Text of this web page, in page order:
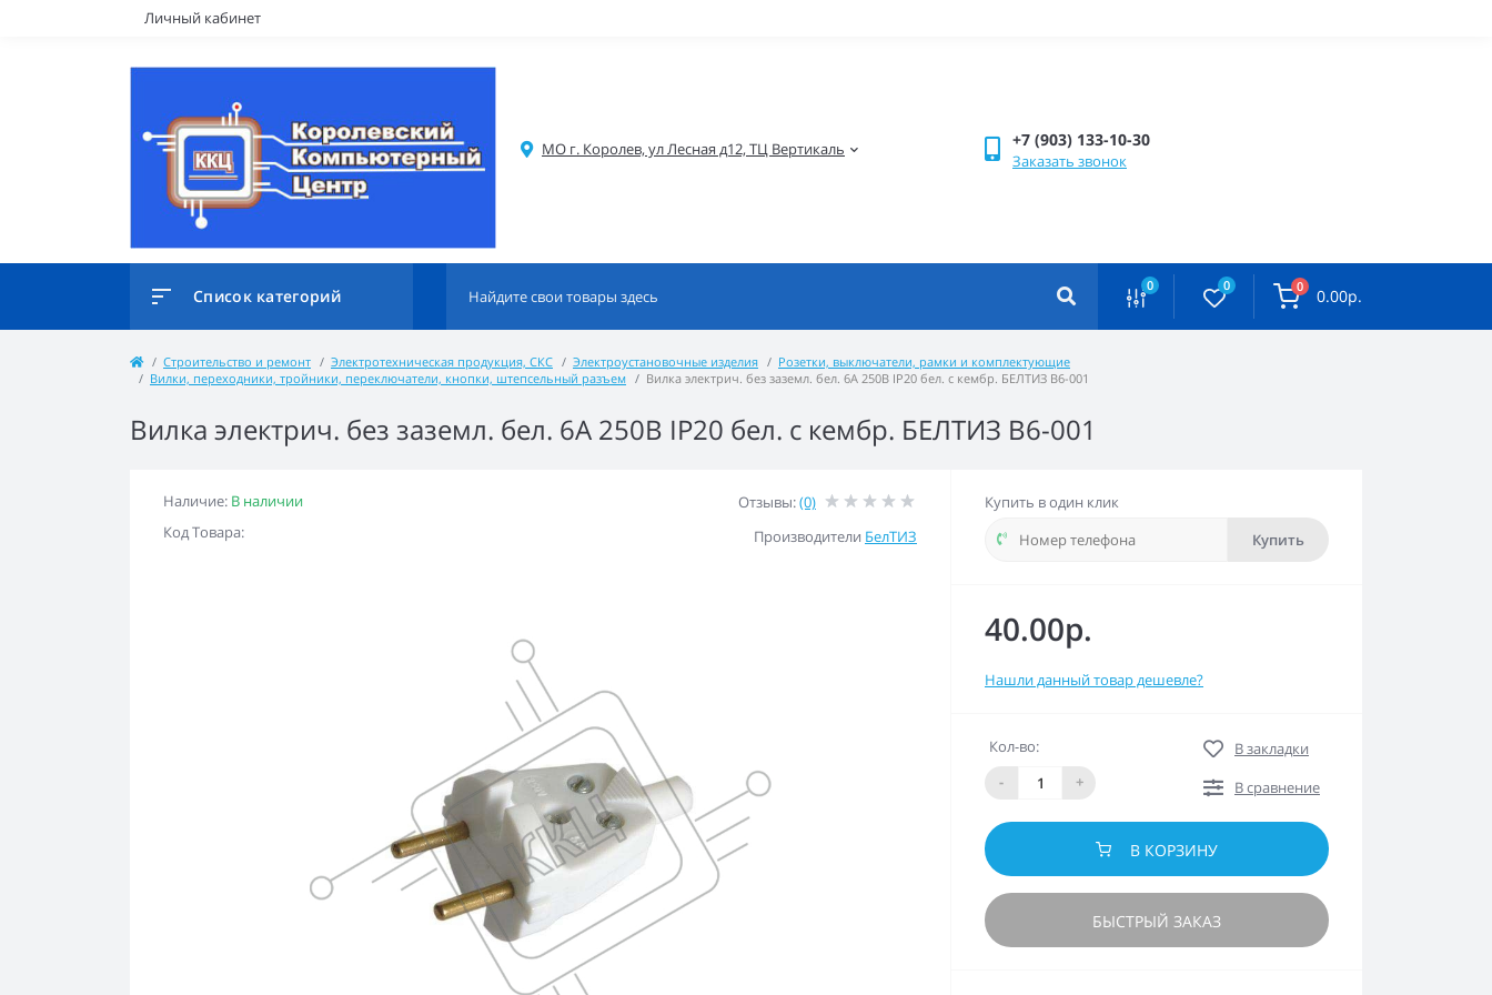
Личный кабинет
МО г. Королев, ул Лесная д12, ТЦ Вертикаль +7 (903) 133-10-30
Заказать звонок
Список категорий 0 0 0 0.00р.
Строительство и ремонт Электротехническая продукция, СКС Электроустановочные изделия
Розетки, выключатели, рамки и комплектующие
Вилки, переходники, тройники, переключатели, кнопки, штепсельный разъем
Вилка электрич. без заземл. бел. 6А 250В IP20 бел. с кембр. БЕЛТИЗ В6-001
Вилка электрич. без заземл. бел. 6А 250В IP20 бел. с кембр. БЕЛТИЗ В6-001
Наличие: В наличии
Код Товара:
Отзывы:(0)
Производители БелТИЗ
Купить в один клик
Купить
40.00р.
Нашли данный товар дешевле?
Кол-во:
-
+
В закладки
В сравнение
В КОРЗИНУ
БЫСТРЫЙ ЗАКАЗ